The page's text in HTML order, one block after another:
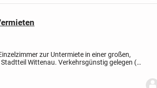
zur Untermiete in einer großen,
Wittenau. Verkehrsgünstig gelegen (S-